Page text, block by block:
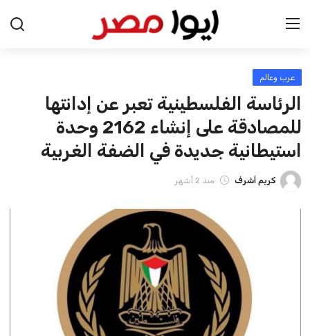
الرئيسية
اخبار مصر
عرب وعالم
اقتصاد
علوم وتكنولوجيا
عرب وعالم
الرئاسة الفلسطينية تعبر عن إدانتها
للمصادقة على إنشاء 2162 وحدة
استيطانية جديدة في الضفة الغربية
كريم أشرف منذ 2 أشهر